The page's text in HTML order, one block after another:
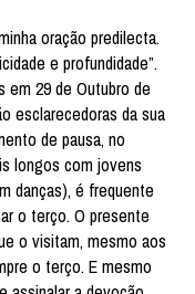
oração predilecta.
e profundidade”.
em 29 de Outubro de
esclarecedoras da sua
de pausa, no
longos com jovens
danças), é frequente
o terço. O presente
o visitam, mesmo aos
o terço. E mesmo